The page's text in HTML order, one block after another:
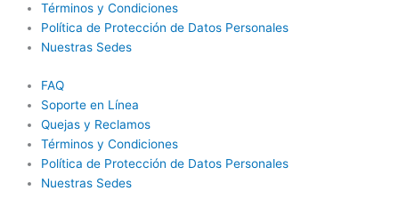
Términos y Condiciones
Política de Protección de Datos Personales
Nuestras Sedes
FAQ
Soporte en Línea
Quejas y Reclamos
Términos y Condiciones
Política de Protección de Datos Personales
Nuestras Sedes